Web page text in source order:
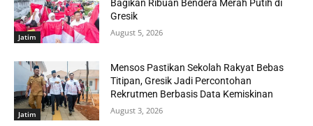
Jatim
Bagikan Ribuan Bendera Merah Putih di
Gresik
August 5, 2026
Jatim
Mensos Pastikan Sekolah Rakyat Bebas
Titipan, Gresik Jadi Percontohan
Rekrutmen Berbasis Data Kemiskinan
August 3, 2026